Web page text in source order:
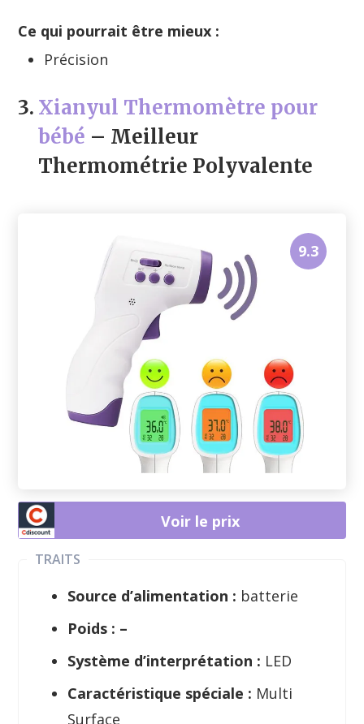
Ce qui pourrait être mieux :
Précision
3. Xianyul Thermomètre pour
bébé – Meilleur
Thermométrie Polyvalente
TRAITS
Source d’alimentation : batterie
Poids : –
Système d’interprétation : LED
Caractéristique spéciale : Multi
Surface
9.3
Voir le prix